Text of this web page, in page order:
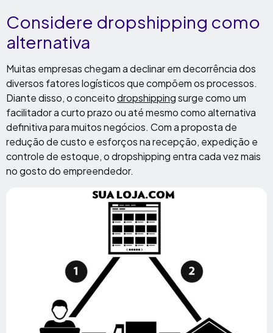
Considere dropshipping como
alternativa
Muitas empresas chegam a declinar em decorrência dos
diversos fatores logísticos que compõem os processos.
Diante disso, o conceitodropshippingsurge como um
facilitador a curto prazo ou até mesmo como alternativa
definitiva para muitos negócios. Com a proposta de
redução de custo e esforços na recepção, expedição e
controle de estoque, o dropshipping entra cada vez mais
no gosto do empreendedor.